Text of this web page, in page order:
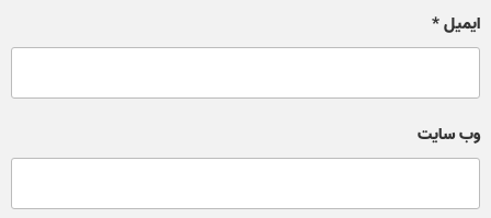
ایمیل*
وب‌ سایت